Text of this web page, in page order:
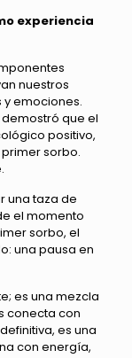
experiencia
nuestros
emociones.
que el
positivo,
sorbo.
una taza de
el momento
sorbo, el
una pausa en
es una mezcla
conecta con
es una
con energía,